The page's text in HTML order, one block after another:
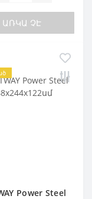
ԱՌԿԱ ՉԷ
Power Steel